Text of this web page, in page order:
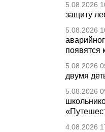
5.08.2026
защиту
5.08.2026
появятся
5.08.2026
двумя
5.08.2026
4.08.2026